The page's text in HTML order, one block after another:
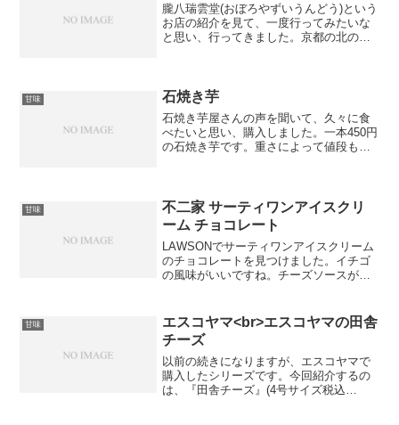
朧八瑞雲堂(おぼろやずいうんどう)という
お店の紹介を見て、一度行ってみたいな
と思い、行ってきました。京都の北のほ
い。私は知りませんで...
甘味 石焼き芋
石焼き芋屋さんの声を聞いて、久々に食
べたいと思い、購入しました。一本450円
の石焼き芋です。重さによって値段も変
ですよね。また明日も...
甘味
不二家 サーティワンアイスクリ
ーム チョコレート
LAWSONでサーティワンアイスクリーム
のチョコレートを見つけました。イチゴ
の風味がいいですね。チーズソースが入
ぱり暑かったのか、少し溶けてしまいま
した。保存方法には、...
甘味
エスコヤマ<br>エスコヤマの田舎
チーズ
以前の続きになりますが、エスコヤマで
購入したシリーズです。今回紹介するの
は、『田舎チーズ』(4号サイズ税込